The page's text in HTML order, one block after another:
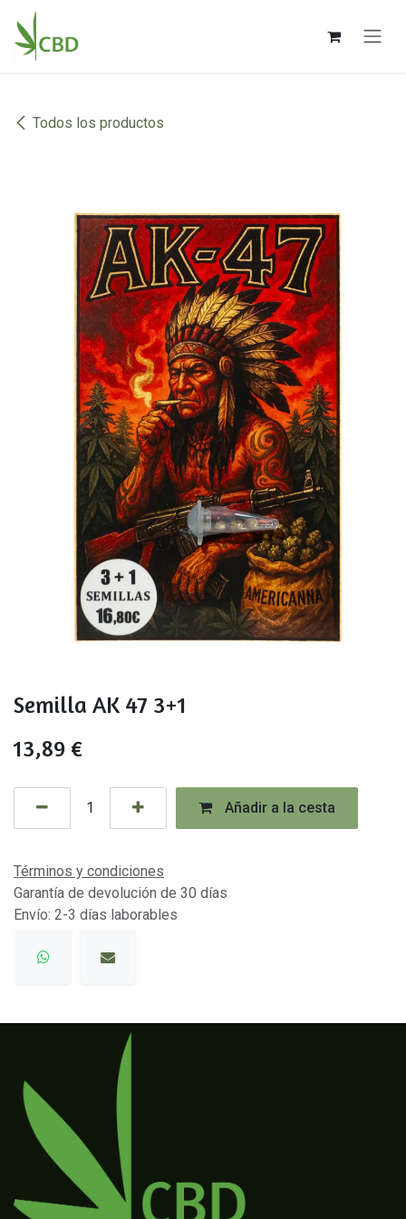
Ir al contenido
Todos los productos
Semilla AK 47 3+1
13,89 €
Añadir a la cesta
Términos y condiciones
Garantía de devolución de 30 días
Envío: 2-3 días laborables